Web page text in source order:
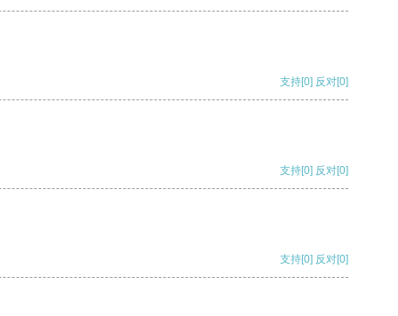
支持[0] 反对[0]
支持[0] 反对[0]
支持[0] 反对[0]